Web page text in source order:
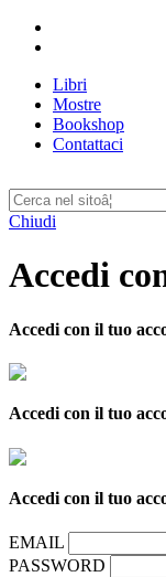
Libri
Mostre
Bookshop
Contattaci
Chiudi
Accedi
Accedi con il tuo
Accedi con il tuo
Accedi con il tuo
EMAIL
PASSWORD